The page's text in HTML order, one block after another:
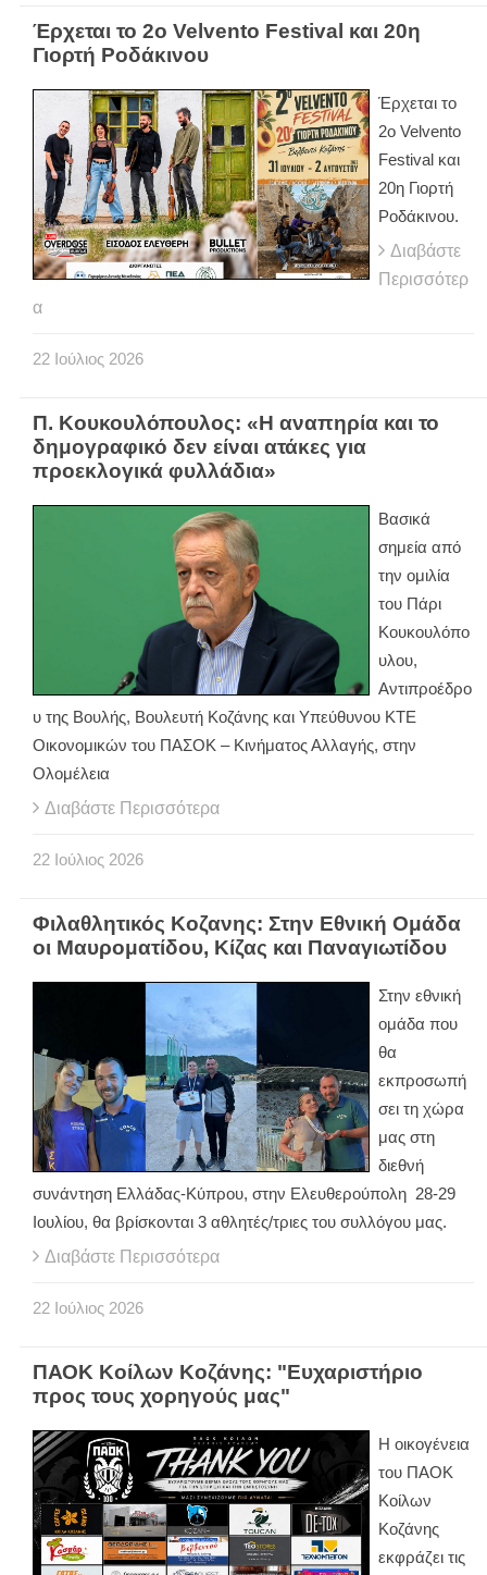
Έρχεται το 2ο Velvento Festival και 20η
Γιορτή Ροδάκινου
Έρχεται το
2ο Velvento
Festival και
20η Γιορτή
Ροδάκινου.
Διαβάστε
Περισσότερ
α
22 Ιούλιος 2026
Π. Κουκουλόπουλος: «Η αναπηρία και το
δημογραφικό δεν είναι ατάκες για
προεκλογικά φυλλάδια»
Βασικά
σημεία από
την ομιλία
του Πάρι
Κουκουλόπο
υλου,
Αντιπροέδρο
υ της Βουλής, Βουλευτή Κοζάνης και Υπεύθυνου ΚΤΕ
Οικονομικών του ΠΑΣΟΚ – Κινήματος Αλλαγής, στην
Ολομέλεια
Διαβάστε Περισσότερα
22 Ιούλιος 2026
Φιλαθλητικός Κοζανης: Στην Εθνική Ομάδα
οι Μαυροματίδου, Κίζας και Παναγιωτίδου
Στην εθνική
ομάδα που
θα
εκπροσωπή
σει τη χώρα
μας στη
διεθνή
συνάντηση Ελλάδας-Κύπρου, στην Ελευθερούπολη 28-29
Ιουλίου, θα βρίσκονται 3 αθλητές/τριες του συλλόγου μας.
Διαβάστε Περισσότερα
22 Ιούλιος 2026
ΠΑΟΚ Κοίλων Κοζάνης: "Ευχαριστήριο
προς τους χορηγούς μας"
Η οικογένεια
του ΠΑΟΚ
Κοίλων
Κοζάνης
εκφράζει τις